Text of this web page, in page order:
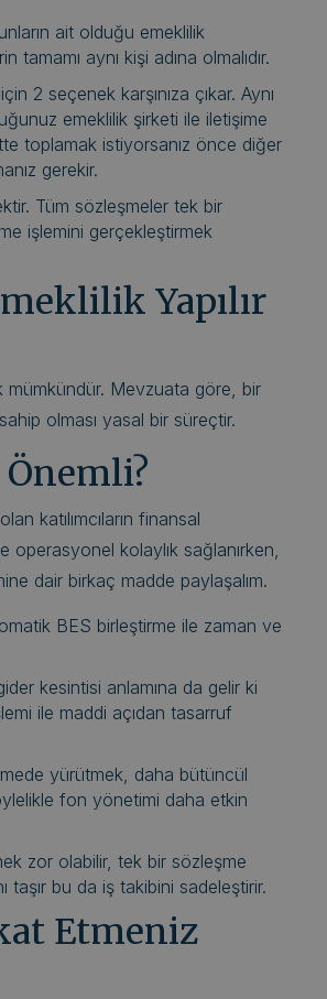
ait olduğu emeklilik
aynı kişi adına olmalıdır.
2 seçenek karşınıza çıkar. Aynı
emeklilik şirketi ile iletişime
toplamak istiyorsanız önce diğer
gerekir.
Tüm sözleşmeler tek bir
işlemini gerçekleştirmek
Yapılır
mümkündür. Mevzuata göre, bir
olması yasal bir süreçtir.
katılımcıların finansal
operasyonel kolaylık sağlanırken,
dair birkaç madde paylaşalım.
BES birleştirme ile zaman ve
kesintisi anlamına da gelir ki
ile maddi açıdan tasarruf
yürütmek, daha bütüncül
fon yönetimi daha etkin
zor olabilir, tek bir sözleşme
taşır bu da iş takibini sadeleştirir.
Etmeniz